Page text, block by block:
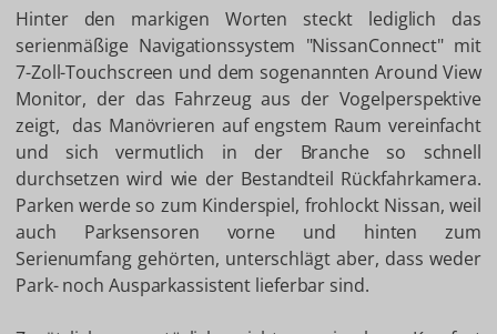
Hinter den markigen Worten steckt lediglich das
serienmäßige Navigationssystem "NissanConnect" mit
7-Zoll-Touchscreen und dem sogenannten Around View
Monitor, der das Fahrzeug aus der Vogelperspektive
zeigt, das Manövrieren auf engstem Raum vereinfacht
und sich vermutlich in der Branche so schnell
durchsetzen wird wie der Bestandteil Rückfahrkamera.
Parken werde so zum Kinderspiel, frohlockt Nissan, weil
auch Parksensoren vorne und hinten zum
Serienumfang gehörten, unterschlägt aber, dass weder
Park- noch Ausparkassistent lieferbar sind.